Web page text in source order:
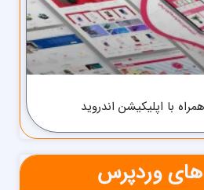
با اپلیکیشن اندروید
های وردپرس